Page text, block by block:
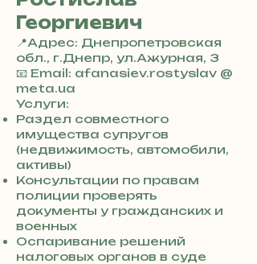
Георгиевич
📍Адрес: Днепропетровская
обл., г.Днепр, ул.Ажурная, 3
+
3
8
0
7
3
0
4
8
5
7
8
4
📧 Email: afanasiev.rostyslav @
meta.ua
Услуги:
Раздел совместного
имущества супругов
(недвижимость, автомобили,
активы)
Консультации по правам
полиции проверять
документы у гражданских и
военных
Оспаривание решений
налоговых органов в суде